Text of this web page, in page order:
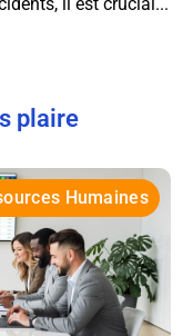
plaire
Humaines